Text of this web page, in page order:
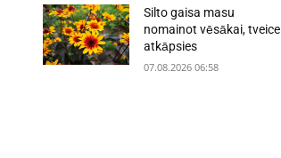
Silto gaisa masu
nomainot vēsākai, tveice
atkāpsies
07.08.2026 06:58